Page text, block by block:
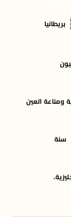
بريطانيا
ومناعة العين
سنة